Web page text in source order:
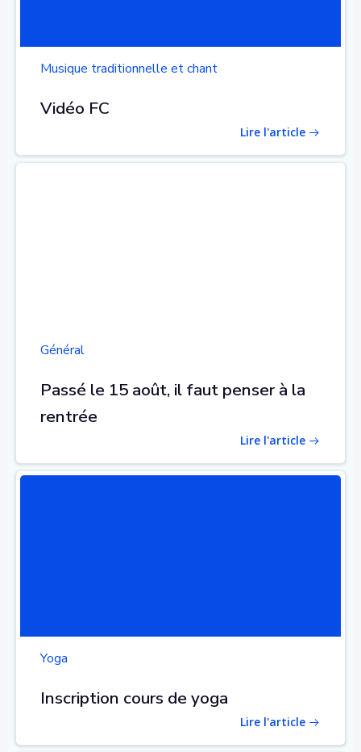
Musique traditionnelle et chant
Vidéo FC
Lire l'article
Général
Passé le 15 août, il faut penser à la
rentrée
Lire l'article
Yoga
Inscription cours de yoga
Lire l'article